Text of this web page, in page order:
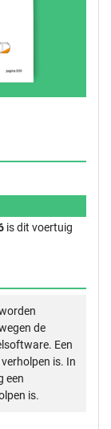
is dit voertuig
de
Een
is. In
een
is.